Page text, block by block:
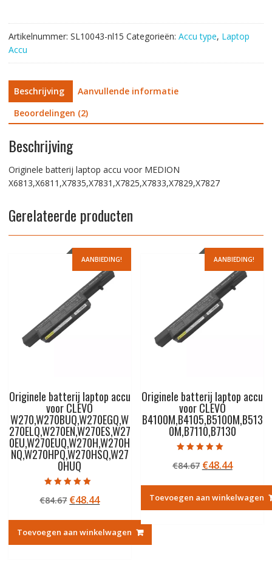
Artikelnummer: SL10043-nl15 Categorieën: Accu type, Laptop
Accu
Beschrijving
Aanvullende informatie
Beoordelingen (2)
Beschrijving
Originele batterij laptop accu voor MEDION
X6813,X6811,X7835,X7831,X7825,X7833,X7829,X7827
Gerelateerde producten
AANBIEDING!
Originele batterij laptop accu
voor CLEVO
W270,W270BUQ,W270EGQ,W
270ELQ,W270EN,W270ES,W27
0EU,W270EUQ,W270H,W270H
NQ,W270HPQ,W270HSQ,W27
0HUQ
5.00
uit 5
€84.67 Oorspronkelijke
was:
€84.67.
€48.44Huidige
is:
€48.44.
Toevoegen aan winkelwagen
AANBIEDING!
Originele batterij laptop accu
voor CLEVO
B4100M,B4105,B5100M,B513
0M,B7110,B7130
5.00
uit 5
€84.67
was:
€84.67.
€48.44Huidige
is:
€48.44.
Toevoegen aan winkelwagen